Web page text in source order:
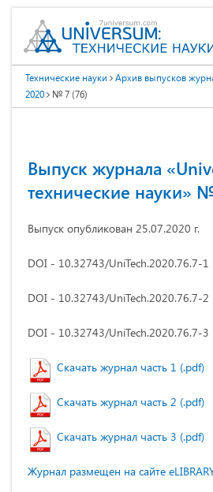
Технические науки
Архив выпусков
2020
№ 7 (76)
Выпуск журнала
технические науки»
Выпуск опубликован 25.07.2020 г.
DOI - 10.32743/UniTech.2020.76.7-1
DOI - 10.32743/UniTech.2020.76.7-2
DOI - 10.32743/UniTech.2020.76.7-3
Скачать журнал часть 1 (.pdf)
Скачать журнал часть 2 (.pdf)
Скачать журнал часть 3 (.pdf)
Журнал размещен на сайте